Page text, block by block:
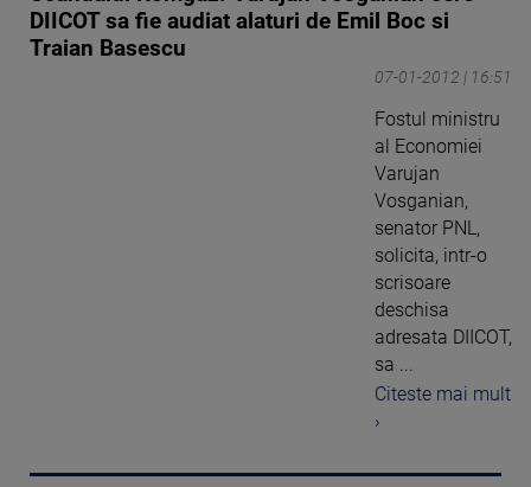
DIICOT sa fie audiat alaturi de Emil Boc si
Traian Basescu
07-01-2012 | 16:51
Fostul ministru
al Economiei
Varujan
Vosganian,
senator PNL,
solicita, intr-o
scrisoare
deschisa
adresata DIICOT,
sa ...
Citeste mai mult
›